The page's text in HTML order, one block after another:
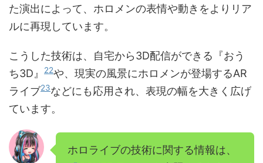
た演出によって、ホロメンの表情や動きをよりリア
ルに再現しています。
こうした技術は、自宅から3D配信ができる『おう
ち3D』
22や、現実の風景にホロメンが登場するAR
ライブ23などにも応用され、表現の幅を大きく広げ
ています。
ホロライブの技術に関する情報は、